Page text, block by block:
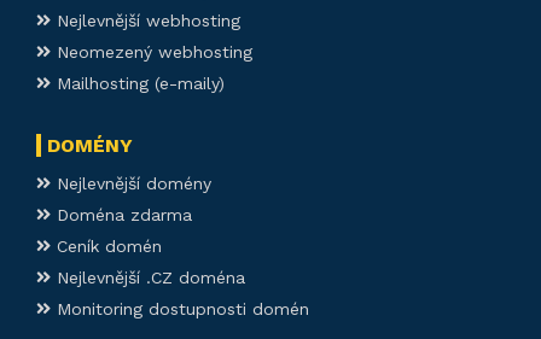
Nejlevnější webhosting
Neomezený webhosting
Mailhosting (e-maily)
DOMÉNY
Nejlevnější domény
Doména zdarma
Ceník domén
Nejlevnější .CZ doména
Monitoring dostupnosti domén